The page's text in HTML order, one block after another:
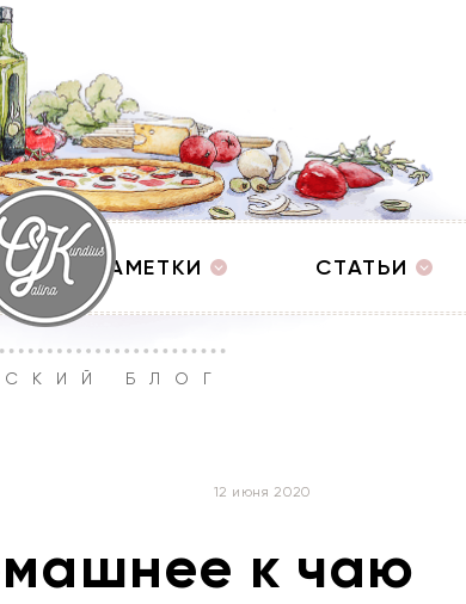
ЗАМЕТКИ СТАТЬИ
БЛОГ
12 июня 2020
к чаю